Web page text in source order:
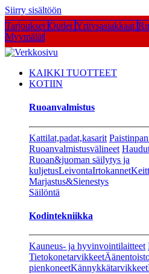
Siirry sisältöön
Tarjoukset Outlet Yritysasiakkaat
Myymälät
KAIKKI TUOTTEET
KOTIIN
Ruoanvalmistus
Kattilat,padat,kasarit
Ruoanvalmistusvälineet
Ruoan&juoman säilytys ja
kuljetusLeivontaIrtokannet
Marjastus&Sienestys
Säilöntä
Kodintekniikka
Kauneus- ja hyvinvointilaitteet
Tietokonetarvikkeet
pienkoneetKännykkätarvikkeet